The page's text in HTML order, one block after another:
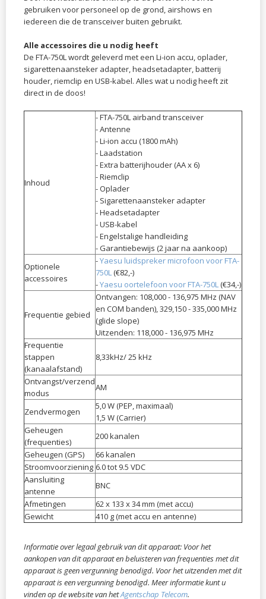
gebruiken voor personeel op de grond, airshows en
iedereen die de transceiver buiten gebruikt.
Alle accessoires die u nodig heeft
De FTA-750L wordt geleverd met een Li-ion accu, oplader,
sigarettenaansteker adapter, headsetadapter, batterij​
houder , riemclip en USB-kabel. Alles wat u nodig heeft zit
direct in de doos!
Inhoud
- FTA-750L airband transceiver
- Antenne
​- Li-ion accu (1800 mAh)
- Laadstation
- Extra batterijhouder (AA x 6)
- Riemclip
- Oplader
- Sigarettenaansteker adapter
- Headsetadapter
- USB-kabel
- Engelstalige handleiding
- Garantiebewijs (2 jaar na aankoop)
Optionele
accessoires
-Yaesu luidspreker microfoon voor FTA-
750L (€82,-)
-Yaesu oortelefoon voor FTA-750L (€34,-)
Frequentie gebied
Ontvangen: 108,000 - 136,975 MHz (NAV
en COM banden), 329,150 - 335,000 MHz
(glide slope)
Uitzenden: 118,000 - 136,975 MHz
Frequentie
stappen
(kanaalafstand)
8,33kHz/ 25 kHz
Ontvangst/verzend
modus
AM
Zendvermogen
5,0 W (PEP, maximaal)
​1,5 W (Carrier)
Geheugen
(frequenties)
200 kanalen
Geheugen (GPS)
66 kanalen
Stroomvoorziening 6.0 tot 9.5 VDC
Aansluiting
antenne
BNC
Afmetingen
62 x 133 x 34 mm (met accu)
Gewicht
410 g (met accu en antenne)
Informatie over legaal gebruik van dit apparaat: Voor het
aankopen van dit apparaat en beluisteren van frequenties met dit
apparaat is geen vergunning benodigd. Voor het uitzenden met dit
apparaat is een vergunning benodigd. Meer informatie kunt u
vinden op de website van hetAgentschap Telecom​.